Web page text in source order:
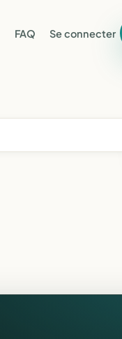
FAQ Se connecter